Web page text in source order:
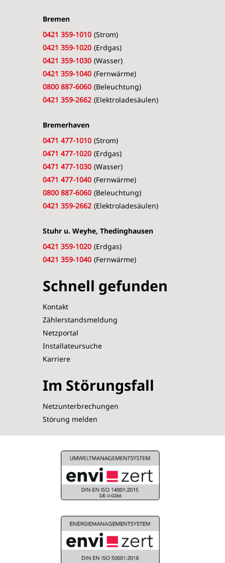
Bremen
0421 359-1010 (Strom)
0421 359-1020 (Erdgas)
0421 359-1030 (Wasser)
0421 359-1040 (Fernwärme)
0800 887-6060 (Beleuchtung)
0421 359-2662 (Elektroladesäulen)
Bremerhaven
0471 477-1010 (Strom)
0471 477-1020 (Erdgas)
0471 477-1030 (Wasser)
0471 477-1040 (Fernwärme)
0800 887-6060 (Beleuchtung)
0421 359-2662 (Elektroladesäulen)
Stuhr u. Weyhe, Thedinghausen
0421 359-1020 (Erdgas)
0421 359-1040 (Fernwärme)
Schnell gefunden
Kontakt
Zählerstandsmeldung
Netzportal
Installateursuche
Karriere
Im Störungsfall
Netzunterbrechungen
Störung melden